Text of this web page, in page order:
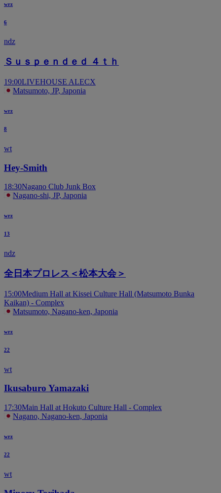
wrz
6
ndz
Ｓｕｓｐｅｎｄｅｄ ４ｔｈ
19:00LIVEHOUSE ALECX
Matsumoto, JP, Japonia
wrz
8
wt
Hey-Smith
18:30Nagano Club Junk Box
Nagano-shi, JP, Japonia
wrz
13
ndz
全日本プロレス＜松本大会＞
15:00Medium Hall at Kissei Culture Hall (Matsumoto Bunka
Kaikan) - Complex
Matsumoto, Nagano-ken, Japonia
wrz
22
wt
Ikusaburo Yamazaki
17:30Main Hall at Hokuto Culture Hall - Complex
Nagano, Nagano-ken, Japonia
wrz
22
wt